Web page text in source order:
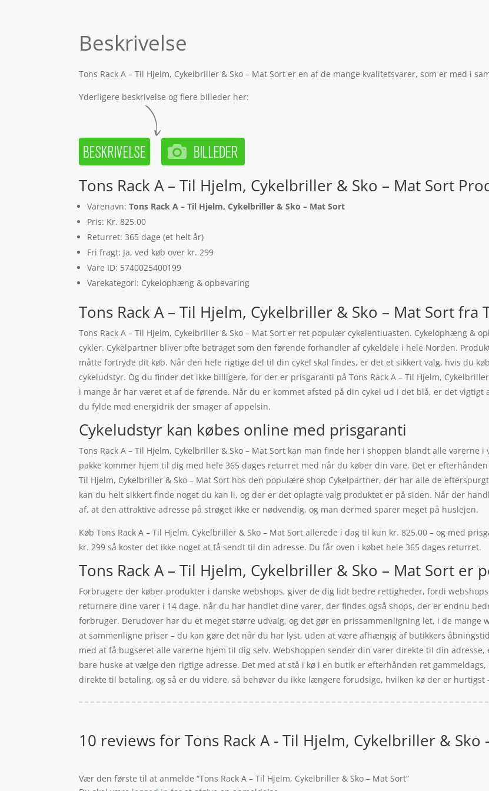
Beskrivelse
Tons Rack A – Til Hjelm, Cykelbriller & Sko – Mat Sort er en af de mange kvalitetsvarer, som er med i
Yderligere beskrivelse og flere billeder her:
Tons Rack A – Til Hjelm, Cykelbriller & Sko – Mat Sort
Varenavn:Tons Rack A – Til Hjelm, Cykelbriller & Sko – Mat Sort
Pris: Kr. 825.00
Returret: 365 dage (et helt år)
Fri fragt: Ja, ved køb over kr. 299
Vare ID: 5740025400199
Varekategori: Cykelophæng & opbevaring
Tons Rack A – Til Hjelm, Cykelbriller & Sko – Mat Sort fra
Tons Rack A – Til Hjelm, Cykelbriller & Sko – Mat Sort er ret populær cykelentiuasten. Cykelophæng &
cykler. Cykelpartner bliver ofte betraget som den førende forhandler af cykeldele i hele Norden.
måtte fortryde dit køb. Når den hele rigtige del til din cykel skal findes, er det et sikkert valg, hvis du
cykeludstyr. Og du finder det ikke billigere, for der er prisgaranti på Tons Rack A – Til Hjelm,
i mange år har været et af de førende. Når du er kommet afsted på din cykel ud i det blå, er det
du fylde med energidrik der smager af appelsin.
Cykeludstyr kan købes online med prisgaranti
Tons Rack A – Til Hjelm, Cykelbriller & Sko – Mat Sort kan man finde her i shoppen blandt alle varerne
pakke kommer hjem til dig med hele 365 dages returret med når du køber din vare. Det er
Til Hjelm, Cykelbriller & Sko – Mat Sort hos den populære shop Cykelpartner, der har alle de
kan du helt sikkert finde noget du kan li, og der er det oplagte valg produktet er på siden. Når der
af, at den attraktive adresse på strøget ikke er nødvendig, og man dermed sparer meget på huslejen.
Køb Tons Rack A – Til Hjelm, Cykelbriller & Sko – Mat Sort allerede i dag til kun kr. 825.00 – og med
kr. 299 så koster det ikke noget at få sendt til din adresse. Du får oven i købet hele 365 dages returret.
Tons Rack A – Til Hjelm, Cykelbriller & Sko – Mat Sort
Forbrugere der køber produkter i danske webshops, giver de dig lidt bedre rettigheder, fordi
returnere dine varer i 14 dage. når du har handlet dine varer, der findes også shops, der er endnu
forbruger. Derudover har du et meget større udvalg, og det gør en prissammenligning let, i de mange
at sammenligne priser – du kan gøre det når du har lyst, uden at være afhængig af butikkers
med at få bugseret alle varerne hjem til dig selv. Webshoppen sender din varer direkte til din
bare huske at vælge den rigtige adresse. Det med at stå i kø i en butik er efterhånden ret
direkte til betaling, og så er du videre, så behøver du ikke længere forudsige, hvilken kø der er
10 reviews forTons Rack A - Til Hjelm, Cykelbriller & Sko
Vær den første til at anmelde “Tons Rack A – Til Hjelm, Cykelbriller & Sko – Mat Sort”